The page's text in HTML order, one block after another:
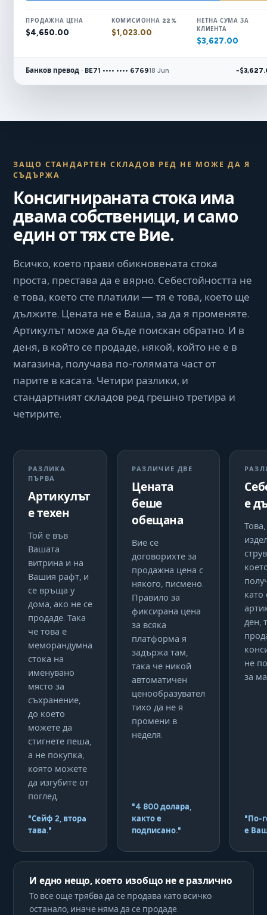
ПРОДАЖНА ЦЕНА
$4,650.00
КОМИСИОННА 22%
$1,023.00
НЕТНА СУМА ЗА
КЛИЕНТА
$3,627.00
Банков превод · BE71 •••• •••• 676918 Jun
ЗАЩО СТАНДАРТЕН СКЛАДОВ РЕД НЕ МОЖЕ ДА Я
СЪДЪРЖА
Консигнираната стока има
двама собственици, и само
един от тях сте Вие.
Всичко, което прави обикновената стока
проста, престава да е вярно. Себестойността не
е това, което сте платили — тя е това, което ще
дължите. Цената не е Ваша, за да я променяте.
Артикулът може да бъде поискан обратно. И в
деня, в който се продаде, някой, който не е в
магазина, получава по-голямата част от
парите в касата. Четири разлики, и
стандартният складов ред грешно третира и
четирите.
РАЗЛИКА
ПЪРВА
Артикулът
е техен
Той е във
Вашата
витрина и на
Вашия рафт, и
се връща у
дома, ако не се
продаде. Така
че това е
меморандумна
стока на
именувано
място за
съхранение,
до което
можете да
стигнете пеша,
а не покупка,
която можете
да изгубите от
поглед.
"Сейф 2, вторa
тава."
РАЗЛИЧИЕ ДВЕ
Цената
беше
обещана
Вие се
договорихте за
продажна цена с
някого, писмено.
Правило за
фиксирана цена
за всяка
платформа я
задържа там,
така че никой
автоматичен
ценообразувател
тихо да не я
промени в
неделя.
"4 800 долара,
както е
подписано."
е
като
ден,
не
за
"По-
е
И едно нещо, което изобщо не е различно
То все още трябва да се продава като всичко
останало, иначе няма да се продаде.